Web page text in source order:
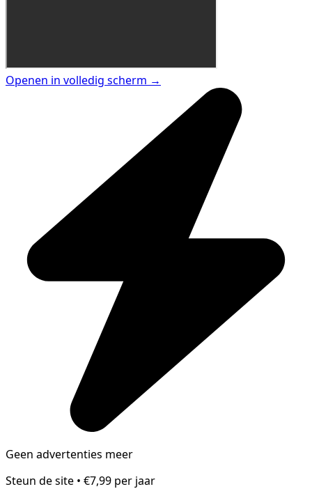
Openen in volledig scherm →
Geen advertenties meer
Steun de site • €7,99 per jaar